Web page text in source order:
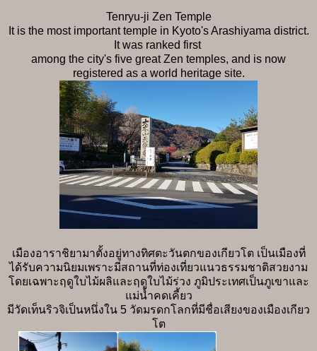
Tenryu-ji Zen Temple
It is the most important temple in Kyoto's Arashiyama district.
It was ranked first
among the city's five great Zen temples, and is now
registered as a world heritage site.
เมืองอาราชิยามาตั้งอยู่ทางทิศตะวันตกของเกียวโต เป็นเมืองที่
ได้รับความนิยมเพราะมีสถานที่ท่องเที่ยวแนวธรรมชาติสวยงาม
โดยเฉพาะฤดูใบไม้ผลิและฤดูใบไม้ร่วง ภูมิประเทศเป็นภูเขาและ
แม่น้ำคดเคี้ยว
มีวัดเท็นริวจิเป็นหนึ่งใน 5 วัดมรดกโลกที่มีชื่อเสียงของเมืองเกียว
โต